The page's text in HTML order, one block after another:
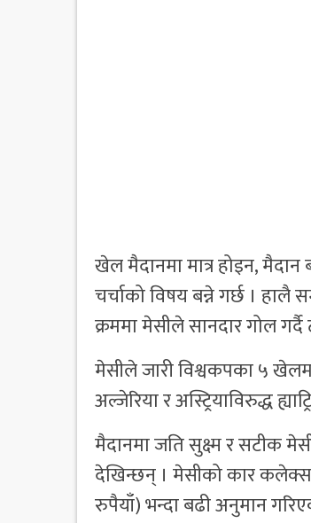
खेल मैदानमा मात्र होइन,
चर्चाको विषय बन्ने गर्छ । हालै
क्रममा मेसीले सानदार गोल
मेसीले जारी विश्वकपका ५
अल्जेरिया र अस्ट्रियाविरुद्ध
मैदानमा जति सुक्ष्म र सटीक
देखिन्छन् । मेसीको कार
रुपैयाँ) भन्दा बढी अनुमान